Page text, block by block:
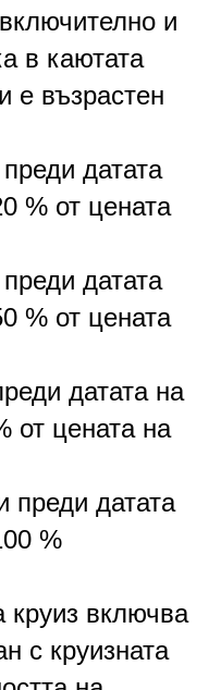
и
в каютата
е възрастен
датата
% от цената
датата
% от цената
датата на
от цената на
преди датата
%
круиз включва
с круизната